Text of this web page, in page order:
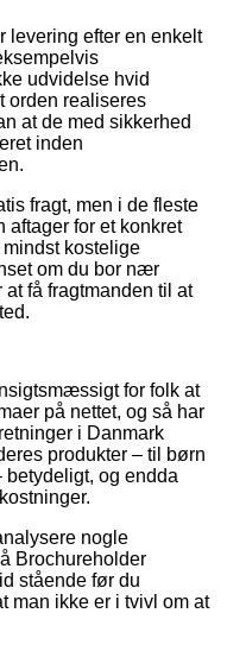
levering efter en enkelt
udvidelse hvid
orden realiseres
at de med sikkerhed
inden
fragt, men i de fleste
for et konkret
kostelige
om du bor nær
få fragtmanden til at
for folk at
på nettet, og så har
i Danmark
produkter – til børn
og endda
nogle
Brochureholder
stående før du
man ikke er i tvivl om at